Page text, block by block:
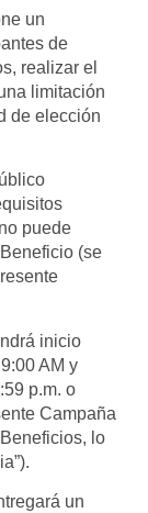
un
de
realizar el
limitación
de elección
puede
(se
inicio
AM y
p.m. o
Campaña
lo
un